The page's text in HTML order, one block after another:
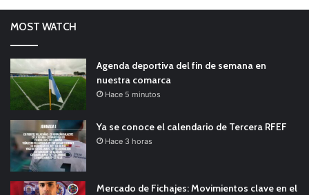
MOST WATCH
Agenda deportiva del fin de semana en
nuestra comarca
Hace 5 minutos
Ya se conoce el calendario de Tercera RFEF
Hace 3 horas
Mercado de Fichajes: Movimientos clave en el